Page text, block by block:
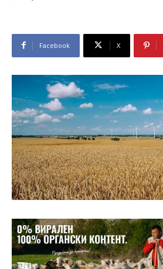
Facebook X